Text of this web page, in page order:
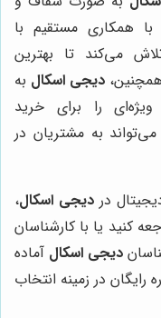
با همکاری مستقیم با
تلاش می‌کند تا بهترین
دیجی اسکال به
را برای خرید
به مشتریان در
دردیجی اسکال،
کنید یا با کارشناسان
دیجی اسکال آماده
در زمینه انتخاب